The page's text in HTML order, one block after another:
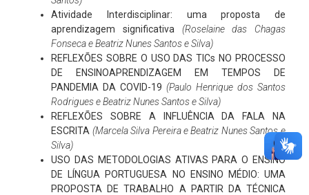
Atividade Interdisciplinar: uma proposta de
aprendizagem significativa (Roselaine das Chagas
Fonseca e Beatriz Nunes Santos e Silva)
REFLEXÕES SOBRE O USO DAS TICs NO PROCESSO
DE ENSINOAPRENDIZAGEM EM TEMPOS DE
PANDEMIA DA COVID-19 (Paulo Henrique dos Santos
Rodrigues e Beatriz Nunes Santos e Silva)
REFLEXÕES SOBRE A INFLUÊNCIA DA FALA NA
ESCRITA (Marcela Silva Pereira e Beatriz Nunes Santos e
Silva)
USO DAS METODOLOGIAS ATIVAS PARA O ENSINO
DE LÍNGUA PORTUGUESA NO ENSINO MÉDIO: UMA
PROPOSTA DE TRABALHO A PARTIR DA TÉCNICA